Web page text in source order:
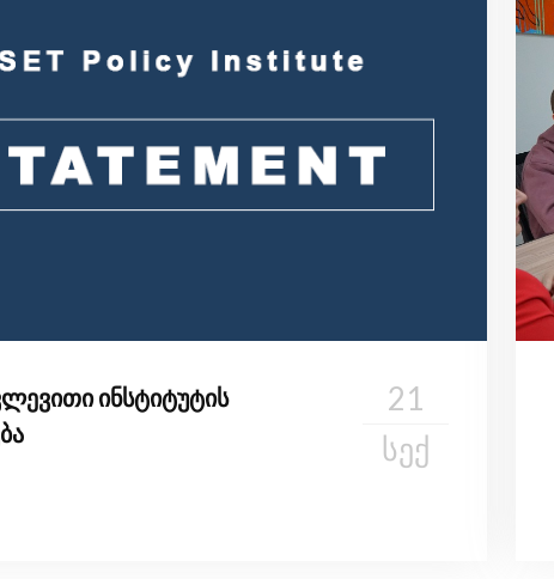
ინსტიტუტის
21
ᲡᲔᲥ